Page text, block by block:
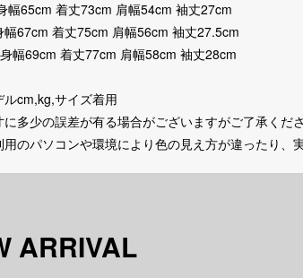
幅65cm 着丈73cm 肩幅54cm 袖丈27cm
幅67cm 着丈75cm 肩幅56cm 袖丈27.5cm
幅69cm 着丈77cm 肩幅58cm 袖丈28cm
ルcm,kg,サイズ着用
に多少の誤差が有る場合がございますがご了承くださ
用のパソコンや環境により色の見え方が違ったり
ARRIVAL